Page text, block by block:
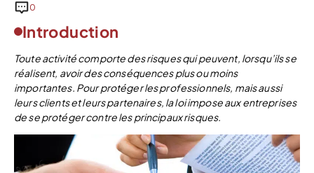
0
Introduction
Toute activité comporte des risques qui peuvent, lorsqu’ils se
réalisent, avoir des conséquences plus ou moins
importantes. Pour protéger les professionnels, mais aussi
leurs clients et leurs partenaires, la loi impose aux entreprises
de se protéger contre les principaux risques.